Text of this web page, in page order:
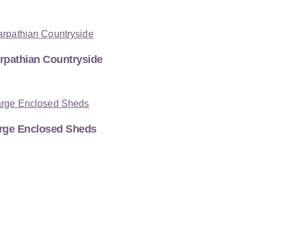
Countryside
Enclosed Sheds